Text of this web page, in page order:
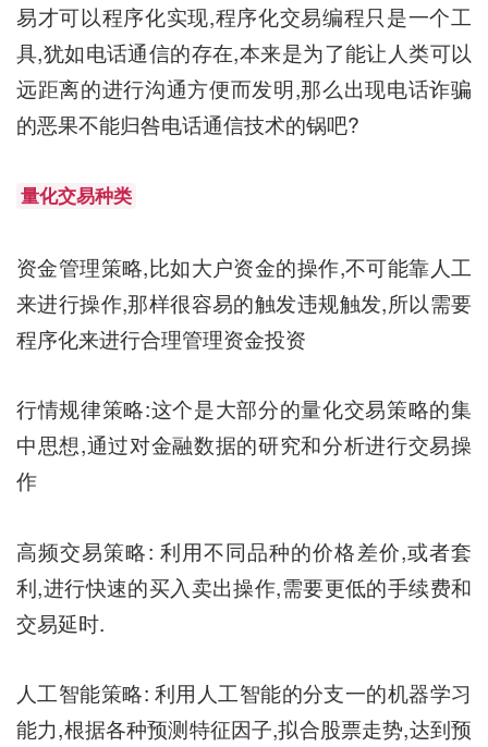
易才可以程序化实现,程序化交易编程只是一个工
具,犹如电话通信的存在,本来是为了能让人类可以
远距离的进行沟通方便而发明,那么出现电话诈骗
的恶果不能归咎电话通信技术的锅吧?
量化交易种类
资金管理策略,比如大户资金的操作,不可能靠人工
来进行操作,那样很容易的触发违规触发,所以需要
程序化来进行合理管理资金投资
行情规律策略:这个是大部分的量化交易策略的集
中思想,通过对金融数据的研究和分析进行交易操
作
高频交易策略: 利用不同品种的价格差价,或者套
利,进行快速的买入卖出操作,需要更低的手续费和
交易延时.
人工智能策略: 利用人工智能的分支一的机器学习
能力,根据各种预测特征因子,拟合股票走势,达到预